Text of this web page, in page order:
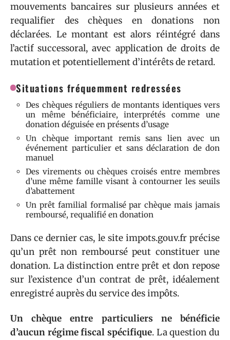
mouvements bancaires sur plusieurs années et
requalifier des chèques en donations non
déclarées. Le montant est alors réintégré dans
l’actif successoral, avec application de droits de
mutation et potentiellement d’intérêts de retard.
Situations fréquemment redressées
Des chèques réguliers de montants identiques vers
un même bénéficiaire, interprétés comme une
donation déguisée en présents d’usage
Un chèque important remis sans lien avec un
événement particulier et sans déclaration de don
manuel
Des virements ou chèques croisés entre membres
d’une même famille visant à contourner les seuils
d’abattement
Un prêt familial formalisé par chèque mais jamais
remboursé, requalifié en donation
Dans ce dernier cas, le site impots.gouv.fr précise
qu’un prêt non remboursé peut constituer une
donation. La distinction entre prêt et don repose
sur l’existence d’un contrat de prêt, idéalement
enregistré auprès du service des impôts.
Un chèque entre particuliers ne bénéficie
d’aucun régime fiscal spécifique. La question du